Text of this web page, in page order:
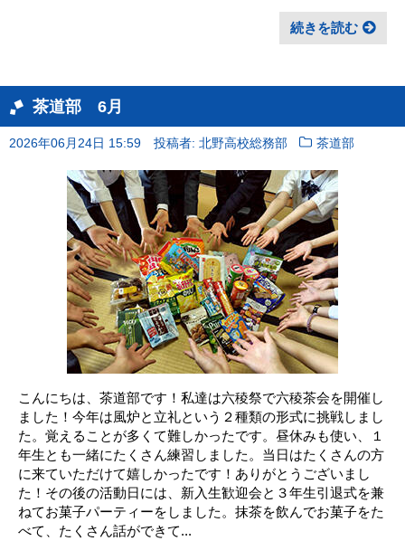
続きを読む
茶道部 6月
2026年06月24日 15:59 投稿者: 北野高校総務部 茶道部
こんにちは、茶道部です！私達は六稜祭で六稜茶会を開催し
ました！今年は風炉と立礼という２種類の形式に挑戦しまし
た。覚えることが多くて難しかったです。昼休みも使い、１
年生とも一緒にたくさん練習しました。当日はたくさんの方
に来ていただけて嬉しかったです！ありがとうございまし
た！その後の活動日には、新入生歓迎会と３年生引退式を兼
ねてお菓子パーティーをしました。抹茶を飲んでお菓子をた
べて、たくさん話ができて...